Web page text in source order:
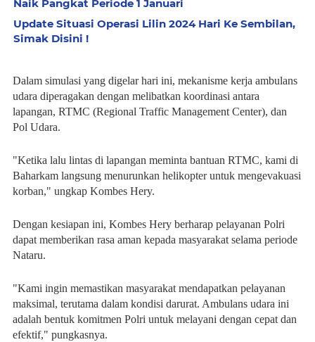
Naik Pangkat Periode 1 Januari
Update Situasi Operasi Lilin 2024 Hari Ke Sembilan,
Simak Disini !
Dalam simulasi yang digelar hari ini, mekanisme kerja ambulans
udara diperagakan dengan melibatkan koordinasi antara
lapangan, RTMC (Regional Traffic Management Center), dan
Pol Udara.
"Ketika lalu lintas di lapangan meminta bantuan RTMC, kami di
Baharkam langsung menurunkan helikopter untuk mengevakuasi
korban," ungkap Kombes Hery.
Dengan kesiapan ini, Kombes Hery berharap pelayanan Polri
dapat memberikan rasa aman kepada masyarakat selama periode
Nataru.
"Kami ingin memastikan masyarakat mendapatkan pelayanan
maksimal, terutama dalam kondisi darurat. Ambulans udara ini
adalah bentuk komitmen Polri untuk melayani dengan cepat dan
efektif," pungkasnya.